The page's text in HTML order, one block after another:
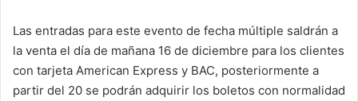
Las entradas para este evento de fecha múltiple saldrán a
la venta el día de mañana 16 de diciembre para los clientes
con tarjeta American Express y BAC, posteriormente a
partir del 20 se podrán adquirir los boletos con normalidad